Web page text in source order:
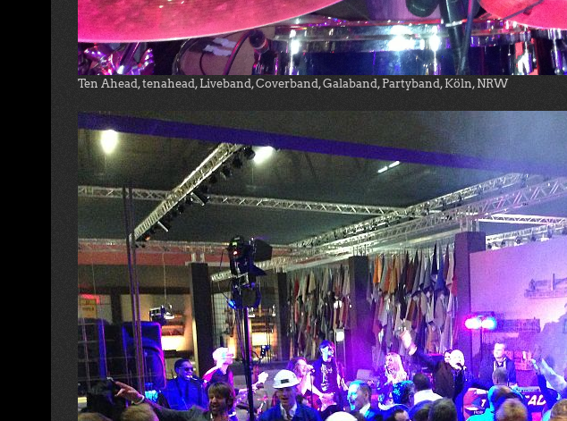
Ten Ahead, tenahead, Liveband, Coverband, Galaband, Partyband, Köln, NRW